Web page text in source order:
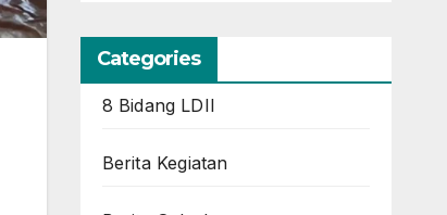
Categories
8 Bidang LDII
Berita Kegiatan